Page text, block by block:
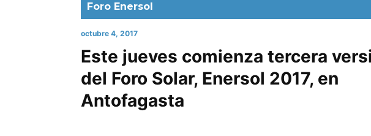
Foro Enersol
octubre 4, 2017
Este jueves comienza tercera
del Foro Solar, Enersol 2017, en
Antofagasta